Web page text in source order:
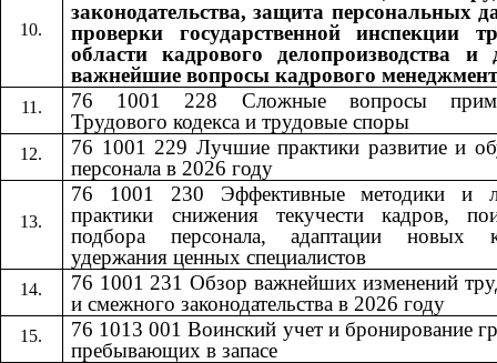
законодательства, защита персональных
проверки государственной инспекции
области кадрового делопроизводства и
важнейшие вопросы кадрового
76 1001 228
Сложные вопросы
Трудового кодекса и трудовые споры
76 1001 229 Лучшие практики развитие и
персонала в 2026 году
76 1001 230
Эффективные методики и
практики снижения текучести кадров,
подбора персонала, адаптации новых
удержания ценных специалистов
76 1001 231 ​​Обзор важнейших изменений
и смежного законодательства в 2026 году
76 1013 ​​001 ​​Воинский учет и бронирование
пребывающих в запасе